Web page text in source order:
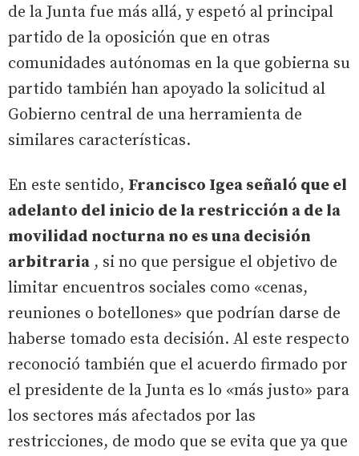
de la Junta fue más allá, y espetó al principal
partido de la oposición que en otras
comunidades autónomas en la que gobierna su
partido también han apoyado la solicitud al
Gobierno central de una herramienta de
similares características.
En este sentido, Francisco Igea señaló que el
adelanto del inicio de la restricción a de la
movilidad nocturna no es una decisión
arbitraria , si no que persigue el objetivo de
limitar encuentros sociales como «cenas,
reuniones o botellones» que podrían darse de
haberse tomado esta decisión. Al este respecto
reconoció también que el acuerdo firmado por
el presidente de la Junta es lo «más justo» para
los sectores más afectados por las
restricciones, de modo que se evita que ya que